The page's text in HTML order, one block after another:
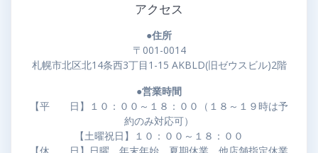
アクセス
●住所
〒001-0014
札幌市北区北14条西3丁目1-15 AKBLD(旧ゼウスビル)2階
●営業時間
【平 日】１０：００～１８：００（１８～１９時は予
約のみ対応可）
【土曜祝日】１０：００～１８：００